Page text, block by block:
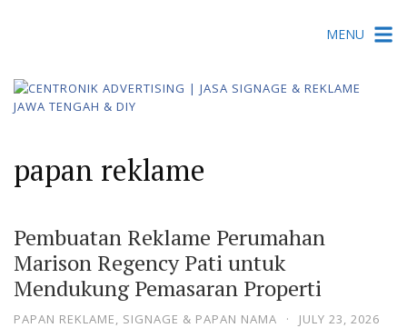
MENU
papan reklame
Pembuatan Reklame Perumahan
Marison Regency Pati untuk
Mendukung Pemasaran Properti
PAPAN REKLAME, SIGNAGE & PAPAN NAMA · JULY 23, 2026